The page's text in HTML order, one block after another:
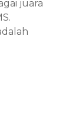
juara